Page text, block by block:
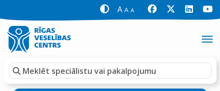
A A A